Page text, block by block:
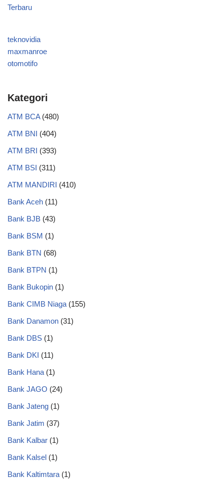
Terbaru
teknovidia
maxmanroe
otomotifo
Kategori
ATM BCA(480)
ATM BNI (404)
ATM BRI (393)
ATM BSI (311)
ATM MANDIRI (410)
Bank Aceh (11)
Bank BJB (43)
Bank BSM (1)
Bank BTN (68)
Bank BTPN (1)
Bank Bukopin (1)
Bank CIMB Niaga (155)
Bank Danamon (31)
Bank DBS (1)
Bank DKI (11)
Bank Hana (1)
Bank JAGO (24)
Bank Jateng (1)
Bank Jatim (37)
Bank Kalbar (1)
Bank Kalsel (1)
Bank Kaltimtara (1)